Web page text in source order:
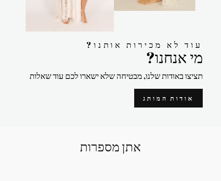
?עוד לא מכירות אותנו
?מי אנחנו
תציצו באודות שלנו, מבטיחה שלא ישארו לכם עוד שאלות
אודות המותג
אתן מספרות